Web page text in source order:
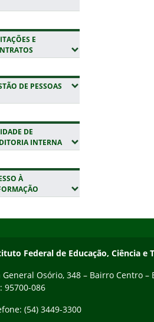
E
(EXPANDIR SUBMENUS)
DE PESSOAS (EXPANDIR SUBMENUS)
DE
INTERNA(EXPANDIR SUBMENUS)
À
(EXPANDIR SUBMENUS)
Federal de Educação, Ciência e
General Osório, 348 – Bairro Centro –
95700-086
(54) 3449-3300